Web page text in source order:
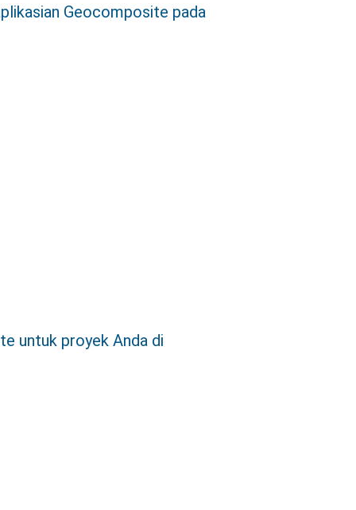
Geocomposite pada
untuk proyek Anda di